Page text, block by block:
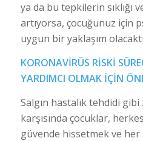
ya da bu tepkilerin sıklığı
artıyorsa, çocuğunuz için
uygun bir yaklaşım
KORONAVİRÜS RİSKİ
YARDIMCI OLMAK İÇİN
Salgın hastalık tehdidi
karşısında çocuklar,
güvende hissetmek ve